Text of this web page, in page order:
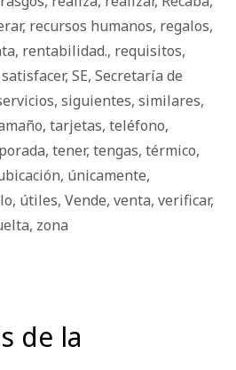
, recursos humanos, regalos,
, rentabilidad., requisitos,
satisfacer, SE, Secretaría de
, siguientes, similares,
, tarjetas, teléfono,
, tener, tengas, térmico,
, únicamente,
, útiles, Vende, venta, verificar,
, zona
de la